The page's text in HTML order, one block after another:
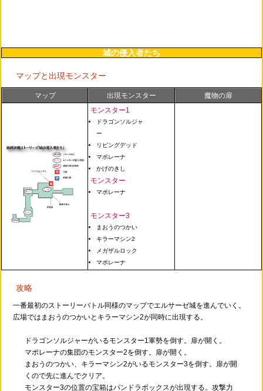
城の侵入者たち
マップと出現モンスター
マップ 出現モンスター
魔物の扉
モンスター1
ドラゴンソルジャ
ー
リビングデッド
マポレーナ
かげのきし
モンスター
マポレーナ
モンスター3
まおうのつかい
キラーマシン2
メガザルロック
マポレーナ
攻略
一番最初のストーリーバトル同様のマップでエルサーゼ城を進んでいく。
広場ではまおうのつかいとキラーマシン2が同時に出現する。
ドラゴンソルジャーがいるモンスター1軍勢を倒す。扉が開く。
マポレーナの集団のモンスター2を倒す。扉が開く。
まおうのつかい、キラーマシン2がいるモンスター3を倒す。扉が開
くので先に進んでクリア。
モンスター3の位置の宝箱はパンドラボックスが出現する。攻撃力